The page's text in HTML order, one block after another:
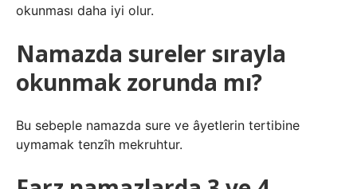
okunması daha iyi olur.
Namazda sureler sırayla
okunmak zorunda mı?
Bu sebeple namazda sure ve âyetlerin tertibine
uymamak tenzîh mekruhtur.